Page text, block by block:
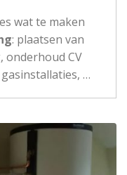
wat te maken
: plaatsen van
onderhoud CV
…